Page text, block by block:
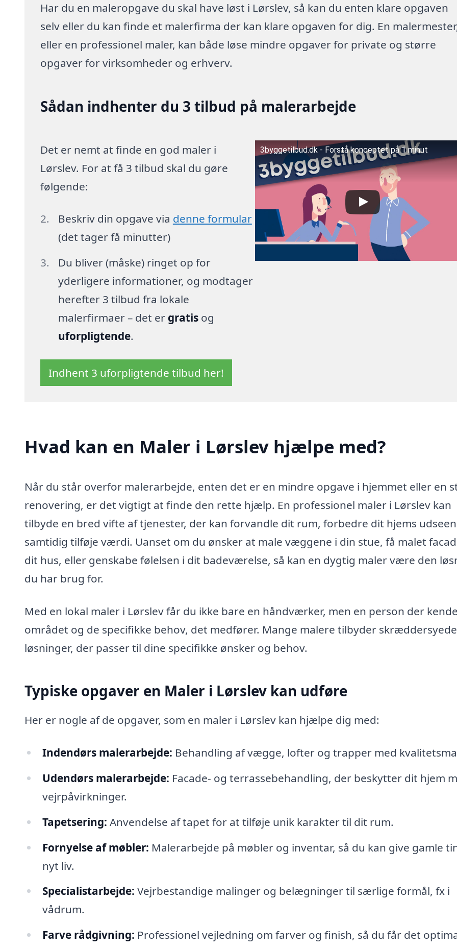
Har du en maleropgave du skal have løst i Lørslev, så kan du enten klare opgaven
selv eller du kan finde et malerfirma der kan klare opgaven for dig. En
eller en professionel maler, kan både løse mindre opgaver for private og større
opgaver for virksomheder og erhverv.
Sådan indhenter du 3 tilbud på malerarbejde
Det er nemt at finde en god maler i
Lørslev. For at få 3 tilbud skal du gøre
følgende:
Beskriv din opgave via denne formular
(det tager få minutter)
Du bliver (måske) ringet op for
yderligere informationer, og modtager
herefter 3 tilbud fra lokale
malerfirmaer – det er gratisog
uforpligtende.
3byggetilbud.dk - Forstå konceptet på 1 minut
Indhent 3 uforpligtende tilbud her!
Hvad kan en Maler i Lørslev hjælpe med?
Når du står overfor malerarbejde, enten det er en mindre opgave i hjemmet eller en
renovering, er det vigtigt at finde den rette hjælp. En professionel maler i Lørslev kan
tilbyde en bred vifte af tjenester, der kan forvandle dit rum, forbedre dit hjems
samtidig tilføje værdi. Uanset om du ønsker at male væggene i din stue, få malet
dit hus, eller genskabe følelsen i dit badeværelse, så kan en dygtig maler være den
du har brug for.
Med en lokal maler i Lørslev får du ikke bare en håndværker, men en person der
området og de specifikke behov, det medfører. Mange malere tilbyder skræddersyede
løsninger, der passer til dine specifikke ønsker og behov.
Typiske opgaver en Maler i Lørslev kan udføre
Her er nogle af de opgaver, som en maler i Lørslev kan hjælpe dig med:
Indendørs malerarbejde: Behandling af vægge, lofter og trapper med
Udendørs malerarbejde: Facade- og terrassebehandling, der beskytter dit hjem
vejrpåvirkninger.
Tapetsering: Anvendelse af tapet for at tilføje unik karakter til dit rum.
Fornyelse af møbler: Malerarbejde på møbler og inventar, så du kan give gamle
nyt liv.
Specialistarbejde: Vejrbestandige malinger og belægninger til særlige formål, fx i
vådrum.
Farve rådgivning: Professionel vejledning om farver og finish, så du får det